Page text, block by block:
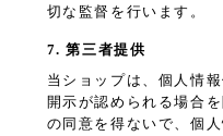
切な監督を行います。
7. 第三者提供
当ショップは、個人情
開示が認められる場合
の同意を得ないで、個